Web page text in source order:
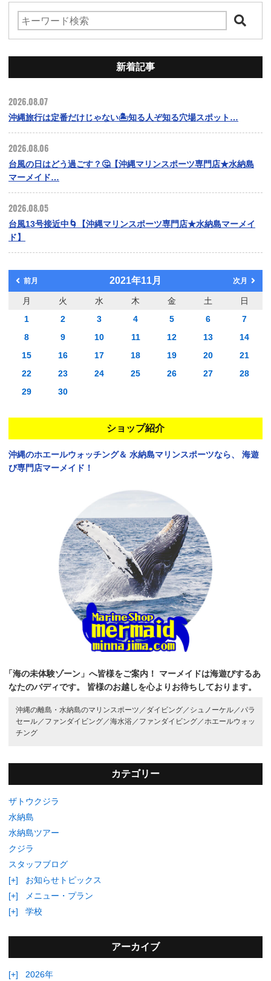
新着記事
2026.08.07
沖縄旅行は定番だけじゃない🏝️知る人ぞ知る穴場スポット…
2026.08.06
台風の日はどう過ごす？🤔【沖縄マリンスポーツ専門店★水納島
マーメイド…
2026.08.05
台風13号接近中🌀【沖縄マリンスポーツ専門店★水納島マーメイ
ド】
前月 2021年11月 次月
月 火 水 木 金 土
日
1
2 3 4 5 6
7
8
9 10 11 12 13
14
15
16 17 18 19 20
21
22
23 24 25 26 27
28
29
30
ショップ紹介
沖縄のホエールウォッチング＆ 水納島マリンスポーツなら、
海遊
び専門店マーメイド！
「海の未体験ゾーン」へ皆様をご案内！
マーメイドは海遊びするあ
なたのバディです。
皆様のお越しを心よりお待ちしております。
沖縄の離島・水納島のマリンスポーツ／ ダイビング／ シュノーケル／パラ
セール／ ファンダイビング／海水浴／ ファンダイビング／ホエールウォッ
チング
カテゴリー
ザトウクジラ
水納島
水納島ツアー
クジラ
スタッフブログ
[+]
お知らせトピックス
[+]
メニュー・プラン
[+]
学校
アーカイブ
[+]
2026年